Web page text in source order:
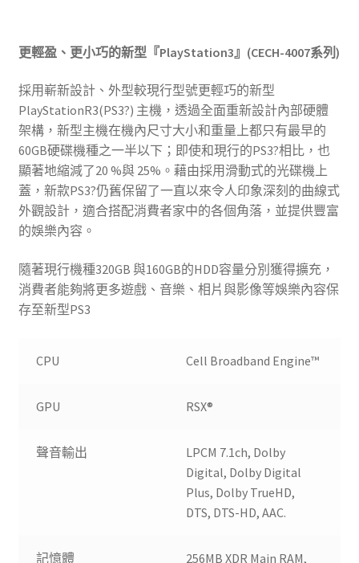
更輕盈、更小巧的新型『PlayStation3』 (CECH-4007系列 )
採用嶄新設計、外型較現行型號更輕巧的新型
PlayStationR3(PS3?) 主機，透過全面重新設計內部硬體
架構，新型主機在機內尺寸大小和重量上都只有最早的
60GB硬碟機種之一半以下；即使和現行的PS3?相比，也
顯著地縮減了20 %與 25%。藉由採用滑動式的光碟機上
蓋，新款PS3?仍舊保留了一直以來令人印象深刻的曲線式
外觀設計，適合搭配消費者家中的各個角落，並提供豐富
的娛樂內容。
隨著現行機種320GB 與160GB的HDD容量分別獲得擴充，
消費者能夠將更多遊戲、音樂、相片與影像等娛樂內容保
存至新型PS3
CPU Cell Broadband Engine™
GPU RSX®
聲音輸出
LPCM 7.1ch, Dolby
Digital, Dolby Digital
Plus, Dolby TrueHD,
DTS, DTS-HD, AAC.
記憶體 256MB XDR Main RAM,